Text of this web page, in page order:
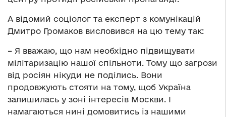
А відомий соціолог та експерт з комунікацій
Дмитро Громаков висловився на цю тему так:
– Я вважаю, що нам необхідно підвищувати
мілітаризацію нашої спільноти. Тому що загрози
від росіян нікуди не поділись. Вони
продовжують стояти на тому, щоб Україна
залишилась у зоні інтересів Москви. І
намагаються нині домовитись із нашими